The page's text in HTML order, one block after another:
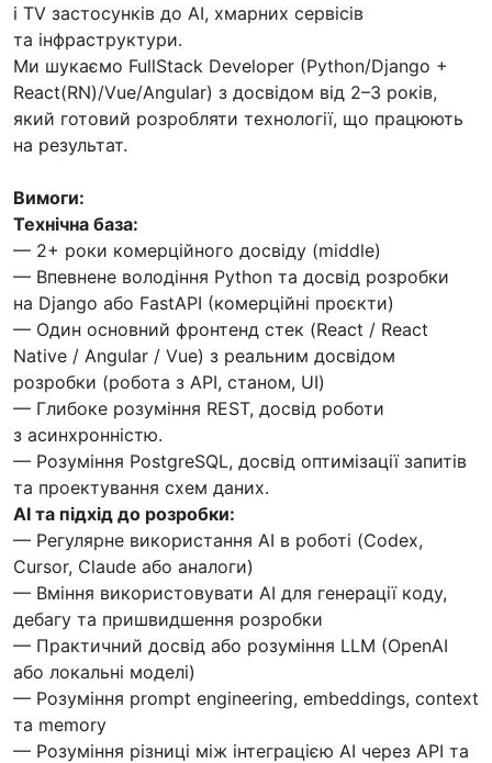
і TV застосунків до AI, хмарних сервісів
та інфраструктури.
Ми шукаємо FullStack Developer (Python/Django +
React(RN)/Vue/Angular) з досвідом від 2–3 років,
який готовий розробляти технології, що працюють
на результат.
Вимоги:
Технічна база:
— 2+ роки комерційного досвіду (middle)
— Впевнене володіння Python та досвід розробки
на Django або FastAPI (комерційні проєкти)
— Один основний фронтенд стек (React / React
Native / Angular / Vue) з реальним досвідом
розробки (робота з API, станом, UI)
— Глибоке розуміння REST, досвід роботи
з асинхронністю.
— Розуміння PostgreSQL, досвід оптимізації запитів
та проектування схем даних.
AI та підхід до розробки:
— Регулярне використання AI в роботі (Codex,
Cursor, Claude або аналоги)
— Вміння використовувати AI для генерації коду,
дебагу та пришвидшення розробки
— Практичний досвід або розуміння LLM (OpenAI
або локальні моделі)
— Розуміння prompt engineering, embeddings, context
та memory
— Розуміння різниці між інтеграцією AI через API та